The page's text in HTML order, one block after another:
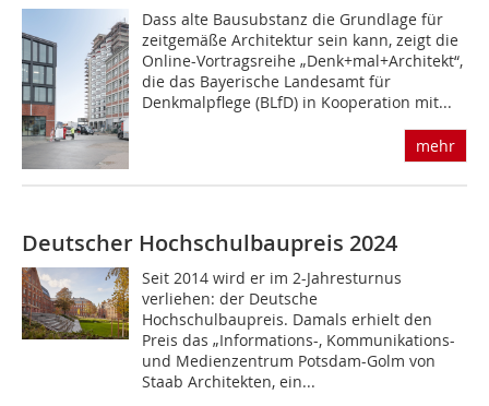
Dass alte Bausubstanz die Grundlage für
zeitgemäße Architektur sein kann, zeigt die
Online-Vortragsreihe „Denk+mal+Architekt“,
die das Bayerische Landesamt für
Denkmalpflege (BLfD) in Kooperation mit...
mehr
Deutscher Hochschulbaupreis 2024
Seit 2014 wird er im 2-Jahresturnus
verliehen: der Deutsche
Hochschulbaupreis. Damals erhielt den
Preis das „Informations-, Kommunikations-
und Medienzentrum Potsdam-Golm von
Staab Architekten, ein...